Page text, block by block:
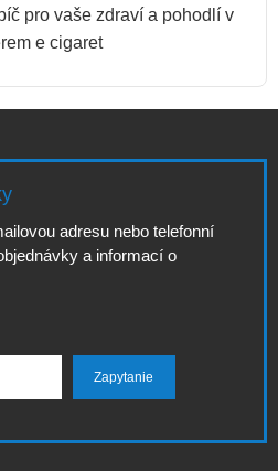
pro vaše zdraví a pohodlí v
e cigaret
adresu nebo telefonní
a informací o